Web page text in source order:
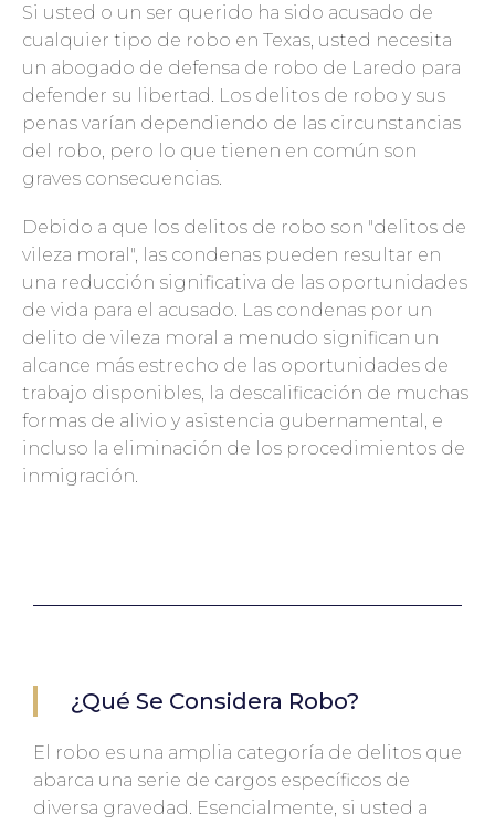
Si usted o un ser querido ha sido acusado de
cualquier tipo de robo en Texas, usted necesita
un abogado de defensa de robo de Laredo para
defender su libertad. Los delitos de robo y sus
penas varían dependiendo de las circunstancias
del robo, pero lo que tienen en común son
graves consecuencias.
Debido a que los delitos de robo son "delitos de
vileza moral", las condenas pueden resultar en
una reducción significativa de las oportunidades
de vida para el acusado. Las condenas por un
delito de vileza moral a menudo significan un
alcance más estrecho de las oportunidades de
trabajo disponibles, la descalificación de muchas
formas de alivio y asistencia gubernamental, e
incluso la eliminación de los procedimientos de
inmigración.
¿Qué Se Considera Robo?
El robo es una amplia categoría de delitos que
abarca una serie de cargos específicos de
diversa gravedad. Esencialmente, si usted a